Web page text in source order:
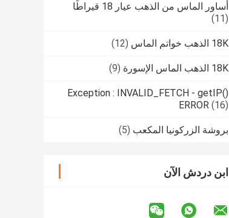
أساور الماس من الذهب عيار 18 قيراطًا
(11)
18K الذهب خواتم الماس (12)
18K الذهب الماس الإسورة (9)
Exception : INVALID_FETCH - getIP()
ERROR (16)
بروشة الزركونيا المكعب (5)
ابن دردش الآن